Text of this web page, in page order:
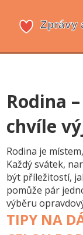
Rodina
chvíle
Rodina je
Každý svátek,
být příležitostí,
pomůže pár
výběru
TIPY NA